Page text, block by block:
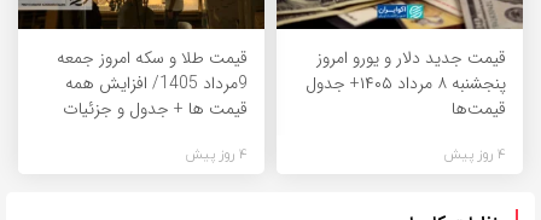
قیمت جدید دلار و یورو امروز
پنجشنبه ۸ مرداد ۱۴۰۵+ جدول
قیمت‌ها
4 روز پیش
قیمت طلا و سکه امروز جمعه
9مرداد 1405/ افزایش همه
قیمت ها + جدول و جزئیات
4 روز پیش